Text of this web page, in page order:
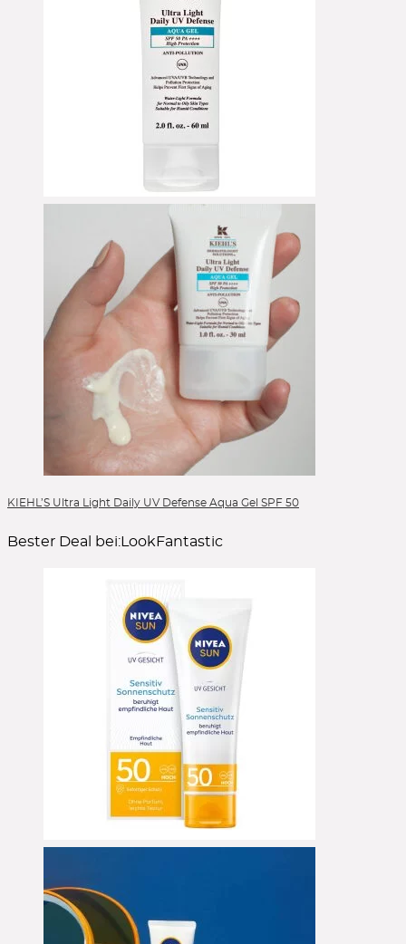
KIEHL’S Ultra Light Daily UV Defense Aqua Gel SPF 50
Bester Deal bei: LookFantastic